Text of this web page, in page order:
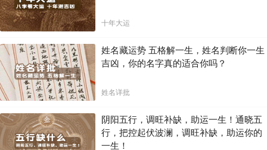
十年大运
姓名藏运势 五格解一生，姓名判断你一生
吉凶，你的名字真的适合你吗？
姓名详批
阴阳五行，调旺补缺，助运一生！通晓五
行，把控起伏波澜，调旺补缺，助运你的
一生！